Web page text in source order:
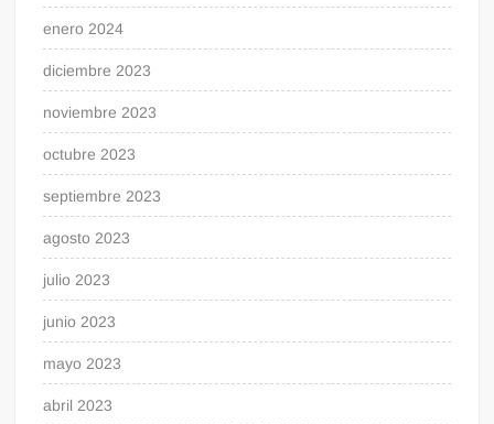
enero 2024
diciembre 2023
noviembre 2023
octubre 2023
septiembre 2023
agosto 2023
julio 2023
junio 2023
mayo 2023
abril 2023